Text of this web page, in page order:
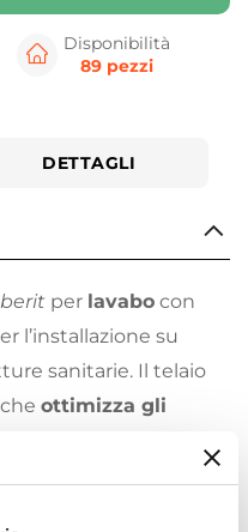
Disponibilità
89 pezzi
DETTAGLI
per lavabo con
l’installazione su
sanitarie. Il telaio
ottimizza gli